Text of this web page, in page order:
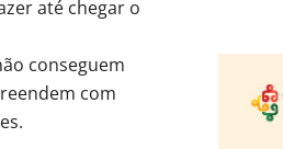
até chegar o
conseguem
com